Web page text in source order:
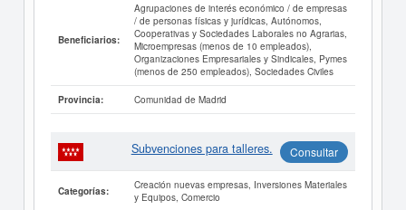
Beneficiarios:
Agrupaciones de interés económico / de empresas
/ de personas físicas y jurídicas, Autónomos,
Cooperativas y Sociedades Laborales no Agrarias,
Microempresas (menos de 10 empleados),
Organizaciones Empresariales y Sindicales, Pymes
(menos de 250 empleados), Sociedades Civiles
Provincia: Comunidad de Madrid
Subvenciones para talleres. Consultar
Categorías:
Creación nuevas empresas, Inversiones Materiales
y Equipos, Comercio